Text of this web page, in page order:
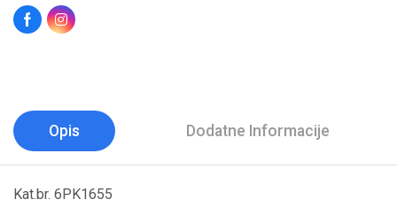
Opis Dodatne Informacije
Kat.br. 6PK1655